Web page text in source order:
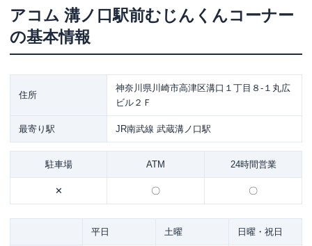
アコム 溝ノ口駅前むじんくんコーナー
の基本情報
住所
神奈川県川崎市高津区溝口１丁目８-１丸広
ビル２Ｆ
最寄り駅 JR南武線 武蔵溝ノ口駅
駐車場 ATM 24時間営業
✕ 〇 〇
平日 土曜 日曜・祝日